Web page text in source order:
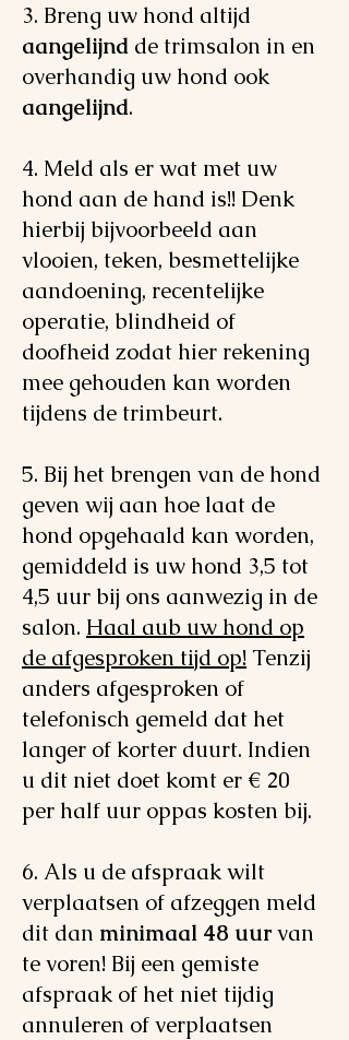
3. Breng uw hond altijd
aangelijnd de trimsalon in en
overhandig uw hond ook
aangelijnd.
4. Meld als er wat met uw
hond aan de hand is!! Denk
hierbij bijvoorbeeld aan
vlooien, teken, besmettelijke
aandoening, recentelijke
operatie, blindheid of
doofheid zodat hier rekening
mee gehouden kan worden
tijdens de trimbeurt.
5. Bij het brengen van de hond
geven wij aan hoe laat de
hond opgehaald kan worden,
gemiddeld is uw hond 3,5 tot
4,5 uur bij ons aanwezig in de
salon. Haal aub uw hond op
de afgesproken tijd op! Tenzij
anders afgesproken of
telefonisch gemeld dat het
langer of korter duurt. Indien
u dit niet doet komt er € 20
per half uur oppas kosten bij.
6. Als u de afspraak wilt
verplaatsen of afzeggen meld
dit dan minimaal 48 uurvan
te voren! Bij een gemiste
afspraak of het niet tijdig
annuleren of verplaatsen